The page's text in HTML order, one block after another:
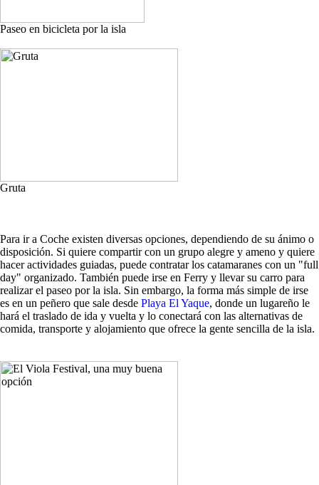
Paseo en bicicleta por la isla
Gruta
Para ir a Coche existen diversas opciones, dependiendo de su ánimo o
disposición. Si quiere compartir con un grupo alegre y ameno y quiere
hacer actividades guiadas, puede contratar los catamaranes con un "full
day" organizado. También puede irse en Ferry y llevar su carro para
realizar el paseo por la isla. Sin embargo, la forma más simple de irse
es en un peñero que sale desde Playa El Yaque, donde un lugareño le
hará el traslado de ida y vuelta y lo conectará con las alternativas de
comida, transporte y alojamiento que ofrece la gente sencilla de la isla.